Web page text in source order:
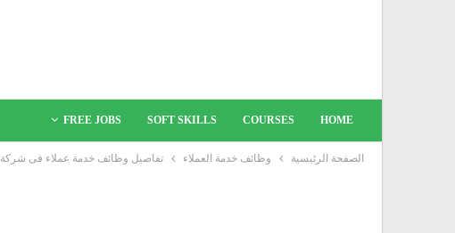
HOME
COURSES
SOFT SKILLS
FREE JOBS
الصفحة الرئيسية وظائف خدمة العملاء تفاصيل وظائف خدمة عملاء فى شركة MAYDAY